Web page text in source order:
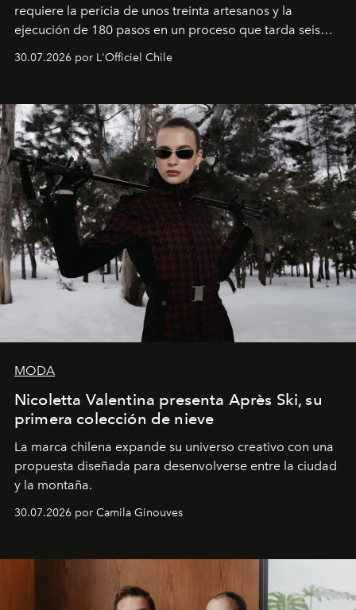
requiere la pericia de unos treinta artesanos y la
ejecución de 180 pasos en un proceso que tarda seis
semanas. Los expertos ponen en práctica una técnica
que se enseña solamente en la escuela de formación de
30.07.2026 por L'Officiel Chile
MODA
Nicoletta Valentina presenta Après Ski, su
primera colección de nieve
La marca chilena expande su universo creativo con una
propuesta diseñada para desenvolverse entre la ciudad
y la montaña.
30.07.2026 por Camila Ginouves